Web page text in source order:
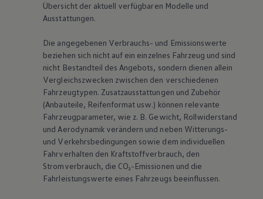
Übersicht der aktuell verfügbaren Modelle und
Ausstattungen.
Die angegebenen Verbrauchs- und Emissionswerte
beziehen sich nicht auf ein einzelnes Fahrzeug und sind
nicht Bestandteil des Angebots, sondern dienen allein
Vergleichszwecken zwischen den verschiedenen
Fahrzeugtypen. Zusatzausstattungen und Zubehör
(Anbauteile, Reifenformat usw.) können relevante
Fahrzeugparameter, wie z. B. Gewicht, Rollwiderstand
und Aerodynamik verändern und neben Witterungs-
und Verkehrsbedingungen sowie dem individuellen
Fahrverhalten den Kraftstoffverbrauch, den
Stromverbrauch, die CO₂-Emissionen und die
Fahrleistungswerte eines Fahrzeugs beeinflussen.